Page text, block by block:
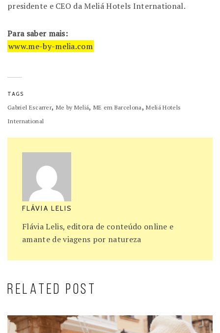
presidente e CEO da Meliá Hotels International.
Para saber mais:
www.me-by-melia.com
TAGS
Gabriel Escarrer, Me by Meliá, ME em Barcelona,Meliá Hotels
International
FLÁVIA LELIS
Flávia Lelis, editora de conteúdo online e
amante de viagens por natureza
RELATED POST